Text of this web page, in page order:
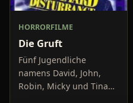
HORRORFILME
Die Gruft
Fünf Jugendliche
namens David, John,
Robin, Micky und Tina